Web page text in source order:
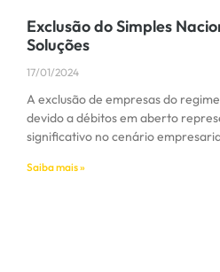
Exclusão do Simples
Soluções
17/01/2024
A exclusão de empresas do
devido a débitos em aberto
significativo no cenário
Saiba mais »